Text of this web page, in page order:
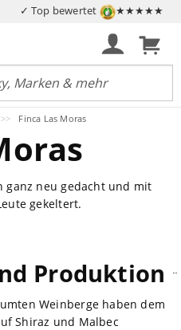
✓ Top bewertet ★★★★★
Finca Las Moras
ganz neu gedacht und mit
gekeltert.
Produktion
Weinberge haben dem
Shiraz und Malbec